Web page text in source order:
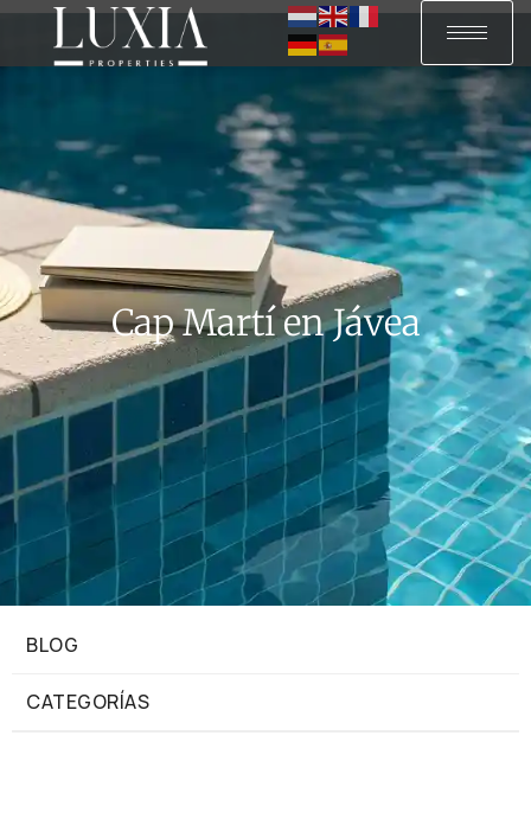
Cap Martí en Jávea
BLOG
CATEGORÍAS